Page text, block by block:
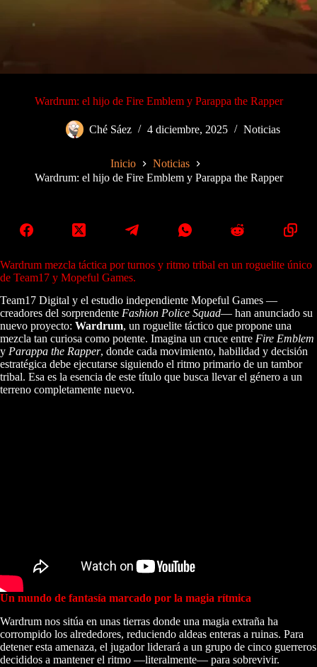
Wardrum: el hijo de Fire Emblem y Parappa the Rapper
Ché Sáez 4 diciembre, 2025 Noticias
Inicio
Noticias
Wardrum: el hijo de Fire Emblem y Parappa the Rapper
Wardrum mezcla táctica por turnos y ritmo tribal en un roguelite único
de Team17 y Mopeful Games.
Team17 Digital y el estudio independiente Mopeful Games —
creadores del sorprendente Fashion Police Squad— han anunciado su
nuevo proyecto: Wardrum, un roguelite táctico que propone una
mezcla tan curiosa como potente. Imagina un cruce entre Fire Emblem
y Parappa the Rapper, donde cada movimiento, habilidad y decisión
estratégica debe ejecutarse siguiendo el ritmo primario de un tambor
tribal. Esa es la esencia de este título que busca llevar el género a un
terreno completamente nuevo.
Un mundo de fantasía marcado por la magia rítmica
Wardrum nos sitúa en unas tierras donde una magia extraña ha
corrompido los alrededores, reduciendo aldeas enteras a ruinas. Para
detener esta amenaza, el jugador liderará a un grupo de cinco guerreros
decididos a mantener el ritmo —literalmente— para sobrevivir.